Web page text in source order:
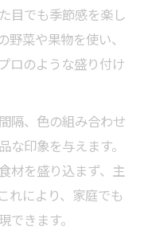
目でも季節感を楽し
菜や果物を使い、
ロのような盛り付け
隔、色の組み合わせ
印象を与えます。
材を盛り込まず、主
れにより、家庭でも
きます。